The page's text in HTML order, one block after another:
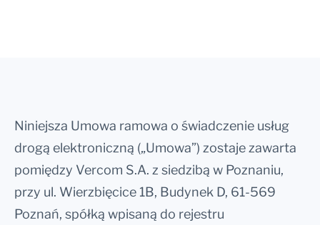
Niniejsza Umowa ramowa o świadczenie usług
drogą elektroniczną („Umowa”) zostaje zawarta
pomiędzy Vercom S.A. z siedzibą w Poznaniu,
przy ul. Wierzbięcice 1B, Budynek D, 61-569
Poznań, spółką wpisaną do rejestru